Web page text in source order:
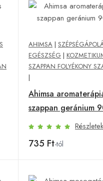
AHIMSA |
EGÉSZSÉG |
SZAPPAN FOLYÉKONY
|
Ahimsa
szappan geránium
Részletek
735 Ft-tól